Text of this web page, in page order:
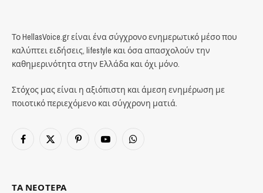
Το HellasVoice.gr είναι ένα σύγχρονο ενημερωτικό μέσο που
καλύπτει ειδήσεις, lifestyle και όσα απασχολούν την
καθημερινότητα στην Ελλάδα και όχι μόνο.
Στόχος μας είναι η αξιόπιστη και άμεση ενημέρωση με
ποιοτικό περιεχόμενο και σύγχρονη ματιά.
Facebook
X
PinterestYouTubeWhatsApp
ΤΑ ΝΕΟΤΕΡΑ